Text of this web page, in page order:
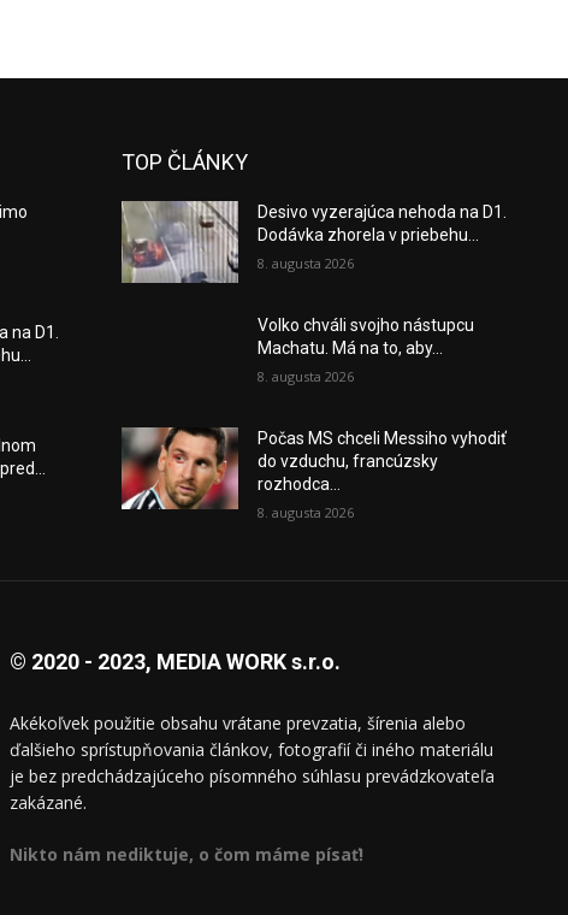
na D1.
TOP ČLÁNKY
Desivo vyzerajúca nehoda na D1.
Dodávka zhorela v priebehu...
8. augusta 2026
Volko chváli svojho nástupcu
Machatu. Má na to, aby...
8. augusta 2026
Počas MS chceli Messiho vyhodiť
do vzduchu, francúzsky
rozhodca...
8. augusta 2026
© 2020 - 2023, MEDIA WORK s.r.o.
Akékoľvek použitie obsahu vrátane prevzatia, šírenia alebo
ďalšieho sprístupňovania článkov, fotografií či iného materiálu
je bez predchádzajúceho písomného súhlasu prevádzkovateľa
zakázané.
Nikto nám nediktuje, o čom máme písať!